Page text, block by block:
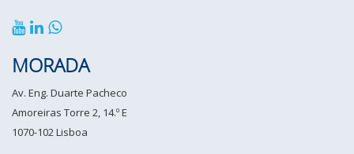
MORADA
Av. Eng. Duarte Pacheco
Amoreiras Torre 2, 14.º E
1070-102 Lisboa